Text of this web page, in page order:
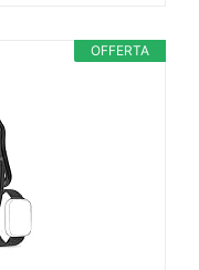
OFFERTA